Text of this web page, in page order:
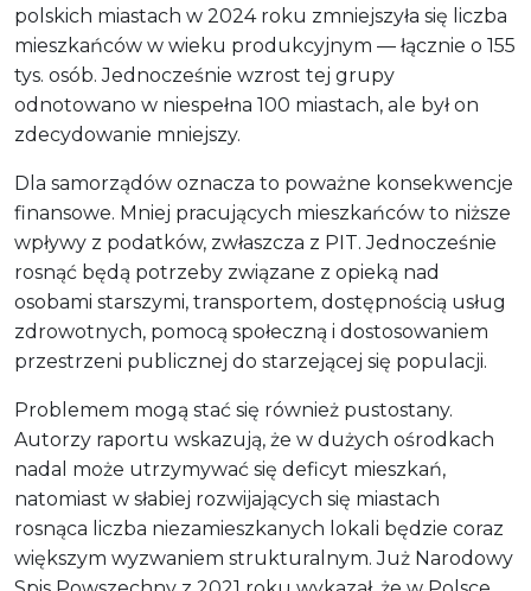
polskich miastach w 2024 roku zmniejszyła się liczba
mieszkańców w wieku produkcyjnym — łącznie o 155
tys. osób. Jednocześnie wzrost tej grupy
odnotowano w niespełna 100 miastach, ale był on
zdecydowanie mniejszy.
Dla samorządów oznacza to poważne konsekwencje
finansowe. Mniej pracujących mieszkańców to niższe
wpływy z podatków, zwłaszcza z PIT. Jednocześnie
rosnąć będą potrzeby związane z opieką nad
osobami starszymi, transportem, dostępnością usług
zdrowotnych, pomocą społeczną i dostosowaniem
przestrzeni publicznej do starzejącej się populacji.
Problemem mogą stać się również pustostany.
Autorzy raportu wskazują, że w dużych ośrodkach
nadal może utrzymywać się deficyt mieszkań,
natomiast w słabiej rozwijających się miastach
rosnąca liczba niezamieszkanych lokali będzie coraz
większym wyzwaniem strukturalnym. Już Narodowy